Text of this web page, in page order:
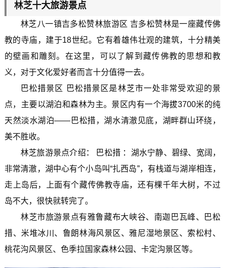
林芝十大旅游景点
林芝八一镇吉多松赞林旅游区 吉多松赞林是一座藏传佛
教的寺庙，建于18世纪。它有着雄伟壮观的建筑，十分精美
的壁画和雕刻。在这里，可以了解到藏传佛教的思想和教
义，对于文化爱好者而言十分值得一去。
巴松措景区 巴松措景区是林芝市一处非常受欢迎的景
点，主要以湖泊和森林为主。景区内有一个海拔3700米的纯
天然淡水湖泊——巴松措，湖水清澈见底，湖畔群山环绕，
美不胜收。
林芝旅游景点介绍： 巴松措 ：湖水宁静、碧绿、宽阔，
非常清澈，湖中心有个小岛叫“扎西岛”，有栈道与湖岸相连，
走上岛后，上面有个藏传佛教寺庙，还有棵千年大树，不过
岛不大，很快就转完了。
林芝市旅游景点有雅鲁藏布大峡谷、南迦巴瓦峰、巴松
措、米堆冰川、鲁朗林海风景区、雅尼湿地景区、索松村、
桃花沟风景区、色季拉国家森林公园、卡定沟景区等。